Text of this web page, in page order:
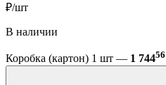
₽/шт
В наличии
Коробка (картон) 1 шт — 1 74456